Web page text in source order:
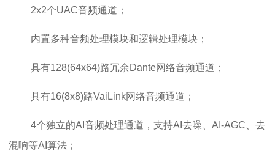
2x2个UAC音频通道；
内置多种音频处理模块和逻辑处理模块；
具有128(64x64)路冗余Dante网络音频通道；
具有16(8x8)路VaiLink网络音频通道；
4个独立的AI音频处理通道，支持AI去噪、AI-AGC、去
混响等AI算法；